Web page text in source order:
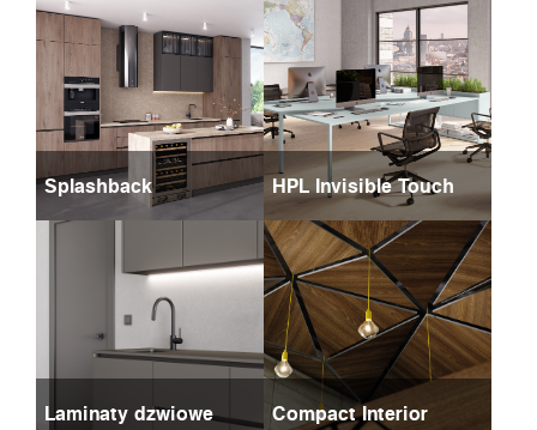
Splashback HPL Invisible Touch
Laminaty dzwiowe Compact Interior